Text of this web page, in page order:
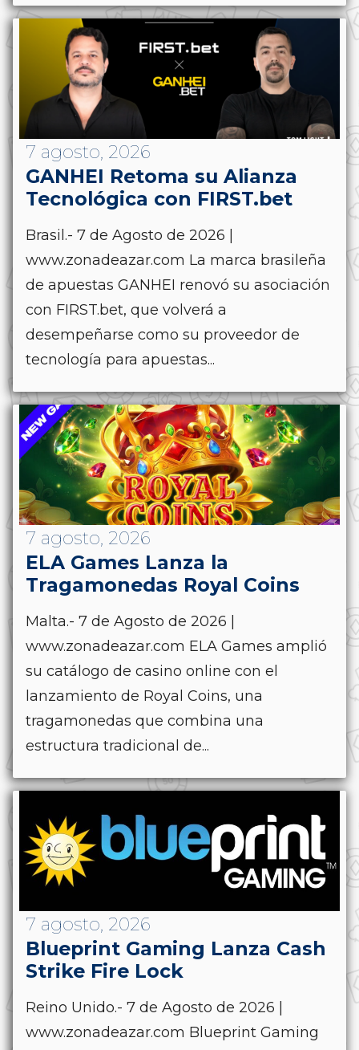
7 agosto, 2026
GANHEI Retoma su Alianza
Tecnológica con FIRST.bet
Brasil.- 7 de Agosto de 2026 |
www.zonadeazar.com La marca brasileña
de apuestas GANHEI renovó su asociación
con FIRST.bet, que volverá a
desempeñarse como su proveedor de
tecnología para apuestas...
7 agosto, 2026
ELA Games Lanza la
Tragamonedas Royal Coins
Malta.- 7 de Agosto de 2026 |
www.zonadeazar.com ELA Games amplió
su catálogo de casino online con el
lanzamiento de Royal Coins, una
tragamonedas que combina una
estructura tradicional de...
7 agosto, 2026
Blueprint Gaming Lanza Cash
Strike Fire Lock
Reino Unido.- 7 de Agosto de 2026 |
www.zonadeazar.com Blueprint Gaming